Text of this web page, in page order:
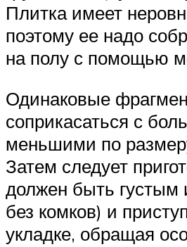
Плитка имеет
поэтому ее надо
на полу с помощью
Одинаковые
соприкасаться с
меньшими по
Затем следует
должен быть густым
без комков) и
укладке, обращая